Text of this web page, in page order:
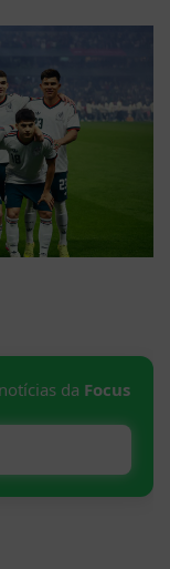
da Focus